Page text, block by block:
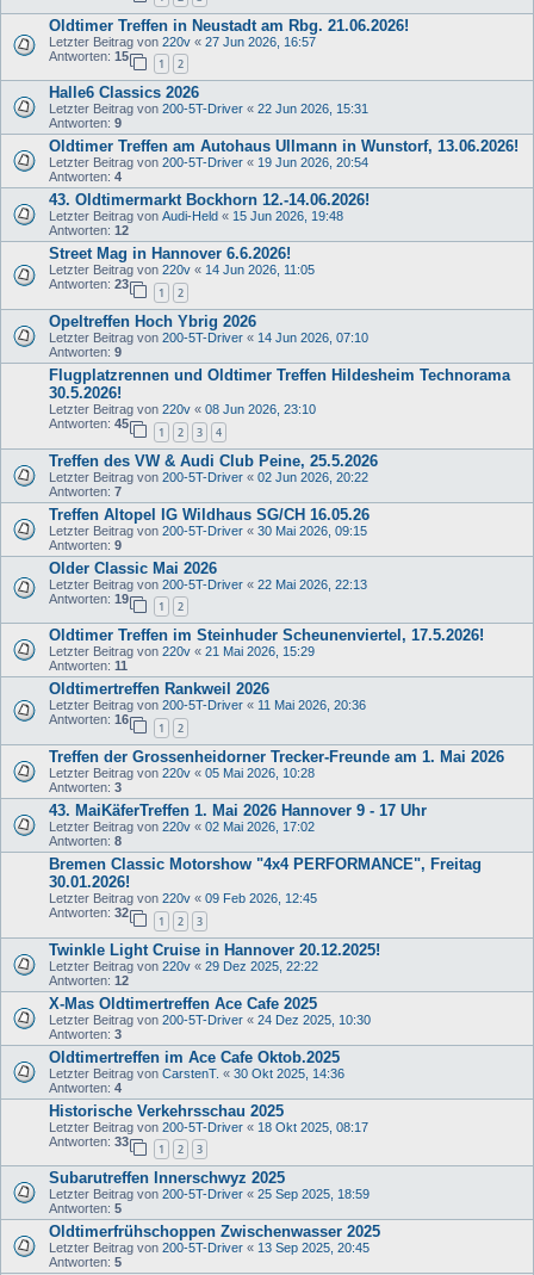
Oldtimer Treffen in Neustadt am Rbg. 21.06.2026!
Letzter Beitrag von 220v « 27 Jun 2026, 16:57
Antworten: 15
1 2
Halle6 Classics 2026
Letzter Beitrag von 200-5T-Driver « 22 Jun 2026, 15:31
Antworten: 9
Oldtimer Treffen am Autohaus Ullmann in Wunstorf, 13.06.2026!
Letzter Beitrag von 200-5T-Driver « 19 Jun 2026, 20:54
Antworten: 4
43. Oldtimermarkt Bockhorn 12.-14.06.2026!
Letzter Beitrag von Audi-Held « 15 Jun 2026, 19:48
Antworten: 12
Street Mag in Hannover 6.6.2026!
Letzter Beitrag von 220v « 14 Jun 2026, 11:05
Antworten: 23
1 2
Opeltreffen Hoch Ybrig 2026
Letzter Beitrag von 200-5T-Driver « 14 Jun 2026, 07:10
Antworten: 9
Flugplatzrennen und Oldtimer Treffen Hildesheim Technorama
30.5.2026!
Letzter Beitrag von 220v « 08 Jun 2026, 23:10
Antworten: 45
1 2 3 4
Treffen des VW & Audi Club Peine, 25.5.2026
Letzter Beitrag von 200-5T-Driver « 02 Jun 2026, 20:22
Antworten: 7
Treffen Altopel IG Wildhaus SG/CH 16.05.26
Letzter Beitrag von 200-5T-Driver « 30 Mai 2026, 09:15
Antworten: 9
Older Classic Mai 2026
Letzter Beitrag von 200-5T-Driver « 22 Mai 2026, 22:13
Antworten: 19
1 2
Oldtimer Treffen im Steinhuder Scheunenviertel, 17.5.2026!
Letzter Beitrag von 220v « 21 Mai 2026, 15:29
Antworten: 11
Oldtimertreffen Rankweil 2026
Letzter Beitrag von 200-5T-Driver « 11 Mai 2026, 20:36
Antworten: 16
1 2
Treffen der Grossenheidorner Trecker-Freunde am 1. Mai 2026
Letzter Beitrag von 220v « 05 Mai 2026, 10:28
Antworten: 3
43. MaiKäferTreffen 1. Mai 2026 Hannover 9 - 17 Uhr
Letzter Beitrag von 220v « 02 Mai 2026, 17:02
Antworten: 8
Bremen Classic Motorshow "4x4 PERFORMANCE", Freitag
30.01.2026!
Letzter Beitrag von 220v « 09 Feb 2026, 12:45
Antworten: 32
1 2 3
Twinkle Light Cruise in Hannover 20.12.2025!
Letzter Beitrag von 220v « 29 Dez 2025, 22:22
Antworten: 12
X-Mas Oldtimertreffen Ace Cafe 2025
Letzter Beitrag von 200-5T-Driver « 24 Dez 2025, 10:30
Antworten: 3
Oldtimertreffen im Ace Cafe Oktob.2025
Letzter Beitrag von CarstenT. « 30 Okt 2025, 14:36
Antworten: 4
Historische Verkehrsschau 2025
Letzter Beitrag von 200-5T-Driver « 18 Okt 2025, 08:17
Antworten: 33
1 2 3
Subarutreffen Innerschwyz 2025
Letzter Beitrag von 200-5T-Driver « 25 Sep 2025, 18:59
Antworten: 5
Oldtimerfrühschoppen Zwischenwasser 2025
Letzter Beitrag von 200-5T-Driver « 13 Sep 2025, 20:45
Antworten: 5